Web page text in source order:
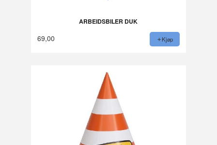
ARBEIDSBILER DUK
69,00 Kjøp